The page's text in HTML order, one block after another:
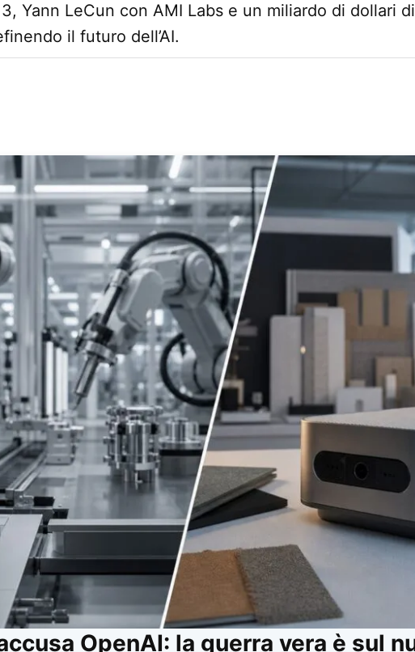
Yann LeCun con AMI Labs e un miliardo di dollari
il futuro dell’AI.
OpenAI: la guerra vera è sul